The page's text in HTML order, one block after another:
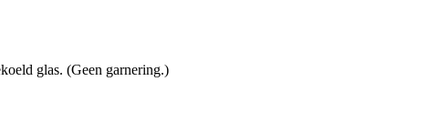
glas. (Geen garnering.)